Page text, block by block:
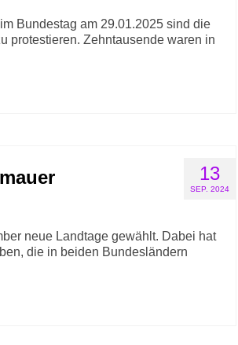
Bundestag am 29.01.2025 sind die
protestieren. Zehntausende waren in
13
SEP. 2024
neue Landtage gewählt. Dabei hat
die in beiden Bundesländern